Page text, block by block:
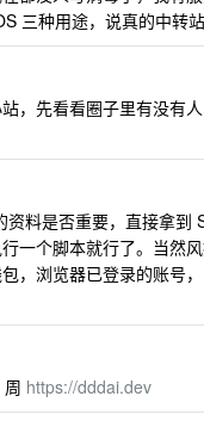
三种用途，说真的中转
，先看看圈子里有没有
资料是否重要，直接拿
一个脚本就行了。当然
，浏览器已登录的账号
https://dddai.dev